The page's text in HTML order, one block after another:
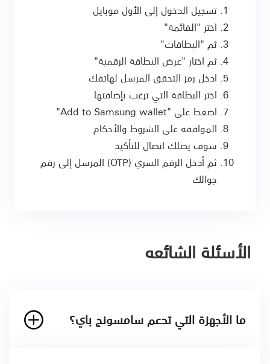
تسجيل الدخول إلى الأول موبايل
اختر "القائمة"
ثم "البطاقات"
ثم اختار "عرض البطاقة الرقمية"
ادخل رمز التحقق المرسل لهاتفك
اختر البطاقة التي ترغب بإضافتها
اضغط على "Add to Samsung wallet"
الموافقة على الشروط والأحكام
سوف يصلك اتصال للتأكيد
ثم أدخل الرقم السري (OTP) المرسل إلى رقم
جوالك
الأسئلة الشائعه
ما الأجهزة التي تدعم سامسونج باي؟